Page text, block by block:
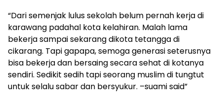
“Dari semenjak lulus sekolah belum pernah kerja di
karawang padahal kota kelahiran. Malah lama
bekerja sampai sekarang dikota tetangga di
cikarang. Tapi gapapa, semoga generasi seterusnya
bisa bekerja dan bersaing secara sehat di kotanya
sendiri. Sedikit sedih tapi seorang muslim di tungtut
untuk selalu sabar dan bersyukur. –suami said”